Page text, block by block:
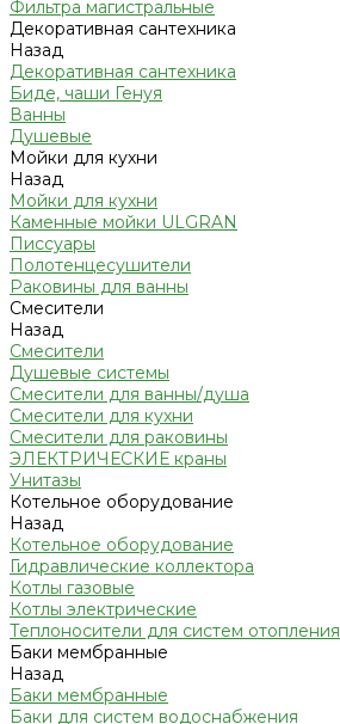
Фильтра магистральные
Декоративная сантехника
Назад
Декоративная сантехника
Биде, чаши Генуя
Ванны
Душевые
Мойки для кухни
Назад
Мойки для кухни
Каменные мойки ULGRAN
Писсуары
Полотенцесушители
Раковины для ванны
Смесители
Назад
Смесители
Душевые системы
Смесители для ванны/душа
Смесители для кухни
Смесители для раковины
ЭЛЕКТРИЧЕСКИЕ краны
Унитазы
Котельное оборудование
Назад
Котельное оборудование
Гидравлические коллектора
Котлы газовые
Котлы электрические
Теплоносители для систем отопления
Баки мембранные
Назад
Баки мембранные
Баки для систем водоснабжения